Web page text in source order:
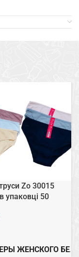
Zo 30015
упаковці 50
ЖЕНСКОГО